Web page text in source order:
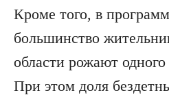
Кроме того, в
большинство
области рожают
При этом доля